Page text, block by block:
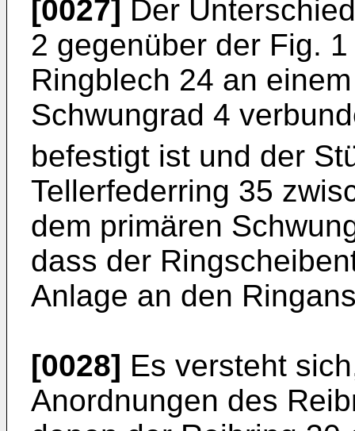
[0027] Der
2 gegenüber der Fig.
Ringblech 24 an
Schwungrad 4
befestigt ist und der
Tellerfederring 35
dem primären
dass der
Anlage an den
[0028] Es versteht
Anordnungen des